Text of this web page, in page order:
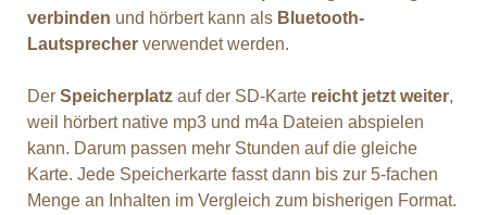
verbinden und hörbert kann als Bluetooth-
Lautsprecher verwendet werden.
Der Speicherplatz auf der SD-Karte reicht jetzt weiter,
weil hörbert native mp3 und m4a Dateien abspielen
kann. Darum passen mehr Stunden auf die gleiche
Karte. Jede Speicherkarte fasst dann bis zur 5-fachen
Menge an Inhalten im Vergleich zum bisherigen Format.